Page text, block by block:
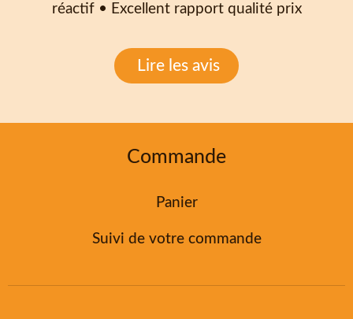
réactif • Excellent rapport qualité prix
Lire les avis
Commande
Panier
Suivi de votre commande